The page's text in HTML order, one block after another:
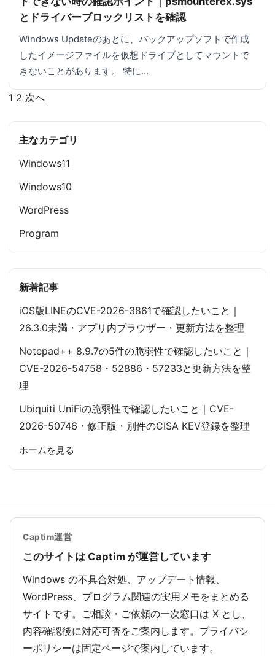
とドライバーブロックリストを確認
Windows Updateのあとに、バックアップソフトで作成
したイメージファイルを仮想ドライブとしてマウントで
きないことがあります。 特に…
投
稿
の
送
り
1 2 次へ
主なカテゴリ
Windows11
Windows10
WordPress
Program
新着記事
iOS版LINEのCVE-2026-3861で確認したいこと｜
26.3.0未満・アプリ内ブラウザー・更新方法を整理
Notepad++ 8.9.7の5件の脆弱性で確認したいこと｜
CVE-2026-54758・52886・57233と更新方法を整
理
Ubiquiti UniFiの脆弱性で確認したいこと｜CVE-
2026-50746・修正版・別件のCISA KEV登録を整理
ホームを見る
Captim運営
このサイトは Captim が運営しています
Windows の不具合対処、アップデート情報、
WordPress、プログラム関連の実用メモをまとめる
サイトです。ご相談・ご依頼の一次窓口は X とし、
内容確認後に対応可否をご案内します。プライバシ
ーポリシーは固定ページで案内しています。